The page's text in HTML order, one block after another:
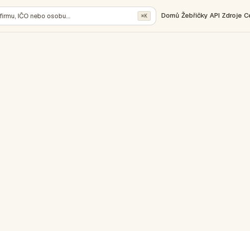
IČO nebo osobu… ⌘K Domů Žebříčky API Zdroje